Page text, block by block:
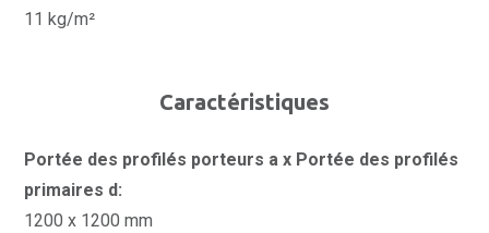
11 kg/m²
Caractéristiques
Portée des profilés porteurs a x Portée des profilés
primaires d:
1200 x 1200 mm